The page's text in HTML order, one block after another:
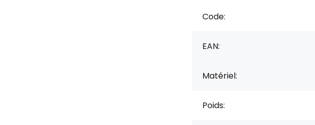
Code:
EAN:
Matériel:
Poids: